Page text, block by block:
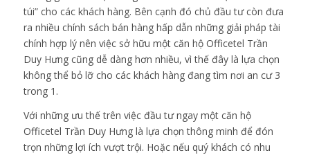
túi” cho các khách hàng. Bên cạnh đó chủ đầu tư còn đưa
ra nhiều chính sách bán hàng hấp dẫn những giải pháp tài
chính hợp lý nên việc sở hữu một căn hộ Officetel Trần
Duy Hưng cũng dễ dàng hơn nhiều, vì thế đây là lựa chọn
không thể bỏ lỡ cho các khách hàng đang tìm nơi an cư 3
trong 1.
Với những ưu thế trên việc đầu tư ngay một căn hộ
Officetel Trần Duy Hưng là lựa chọn thông minh để đón
trọn những lợi ích vượt trội. Hoặc nếu quý khách có nhu